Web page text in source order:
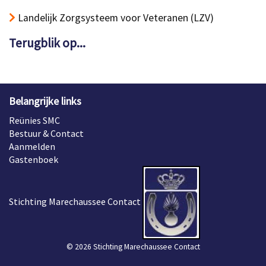
Landelijk Zorgsysteem voor Veteranen (LZV)
Terugblik op...
Belangrijke links
Reünies SMC
Bestuur & Contact
Aanmelden
Gastenboek
Stichting Marechaussee Contact
© 2026 Stichting Marechaussee Contact